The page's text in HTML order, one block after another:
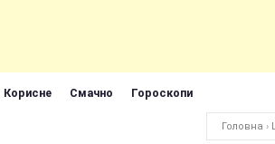
Корисне Смачно Гороскопи
Головна ›